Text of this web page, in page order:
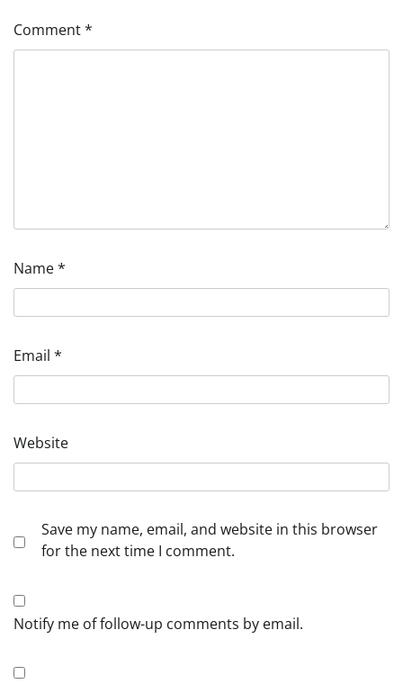
Comment*
Name*
Email *
Website
Save my name, email, and website in this browser
for the next time I comment.
Notify me of follow-up comments by email.